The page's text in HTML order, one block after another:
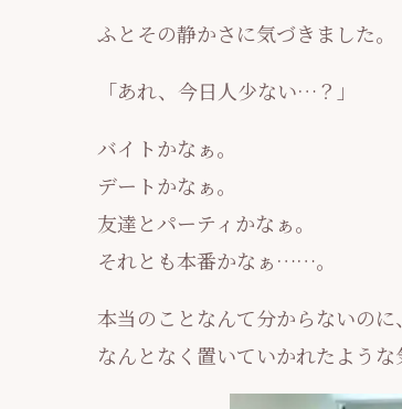
ふとその静かさに気づきました。
「あれ、今日人少ない…？」
バイトかなぁ。
デートかなぁ。
友達とパーティかなぁ。
それとも本番かなぁ……。
本当のことなんて分からないの
なんとなく置いていかれたような